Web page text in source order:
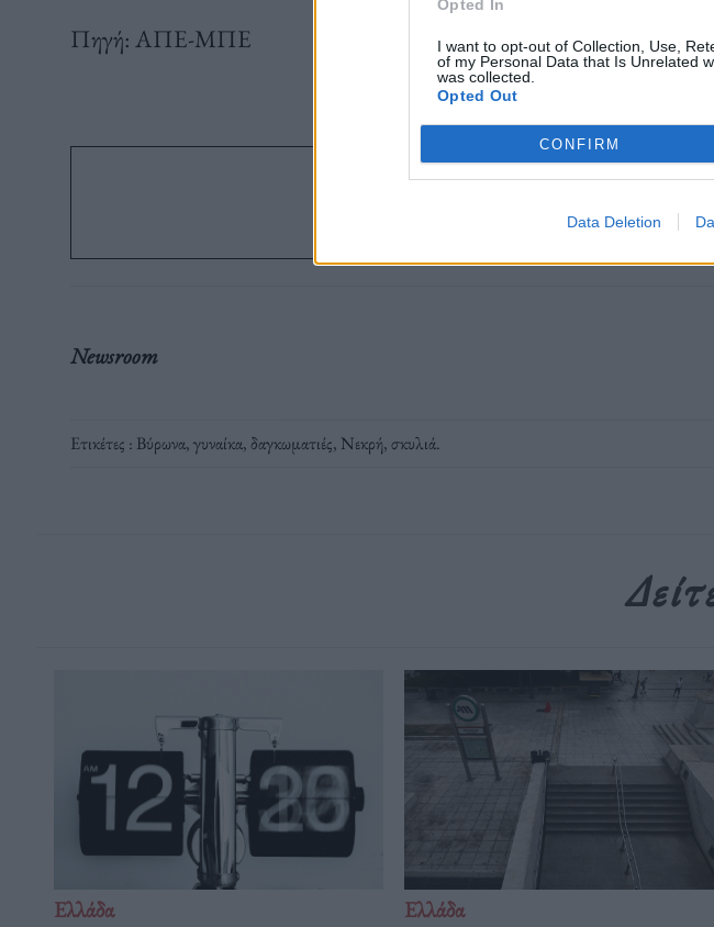
Opted In
I want to opt-out of Collection, Use,
of my Personal Data that Is Unrelated
was collected.
Opted Out
CONFIRM
Data Deletion
Πηγή: ΑΠΕ-ΜΠΕ
Ακολουθήστε το OLAFAQ
Newsroom
Ετικέτες : Βύρωνα,γυναίκα,δαγκωματιές, Νεκρή,σκυλιά.
Ελλάδα Ελλάδα